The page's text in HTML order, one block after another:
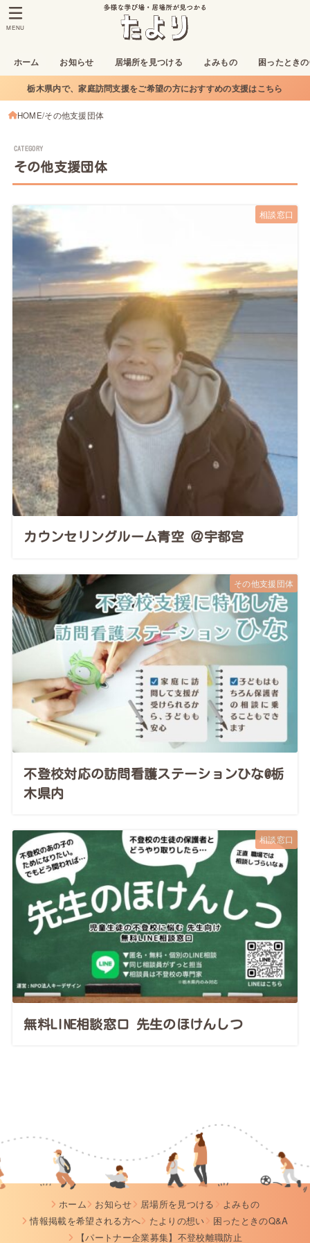
ホーム お知らせ 居場所を見つける よみもの 困ったとき
MENU
栃木県内で、家庭訪問支援をご希望の方におすすめの支援はこちら
HOME その他支援団体
その他支援団体
相談窓口
カウンセリングルーム青空 ＠宇都宮
その他支援団体
不登校対応の訪問看護ステーションひな@栃
木県内
相談窓口
無料LINE相談窓口 先生のほけんしつ
ホーム お知らせ 居場所を見つける
よみもの
情報掲載を希望される方へ
たよりの想い
困ったときのQ&A
【パートナー企業募集】不登校離職防止